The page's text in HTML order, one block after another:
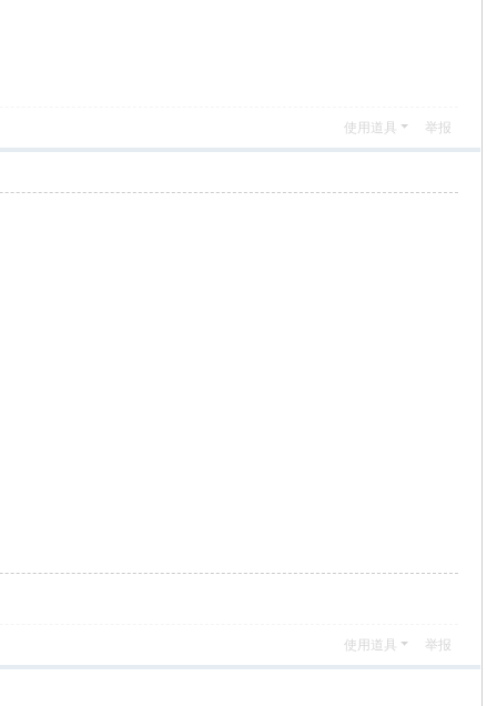
使用道具 举报
使用道具 举报